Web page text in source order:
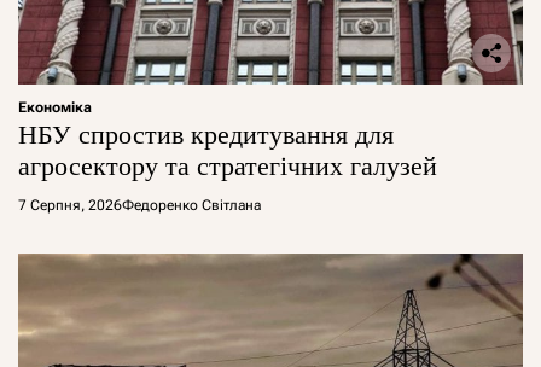
Економіка
НБУ спростив кредитування для
агросектору та стратегічних галузей
7 Серпня, 2026Федоренко Світлана